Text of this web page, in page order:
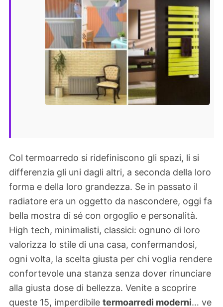
Col termoarredo si ridefiniscono gli spazi, li si
differenzia gli uni dagli altri, a seconda della loro
forma e della loro grandezza. Se in passato il
radiatore era un oggetto da nascondere, oggi fa
bella mostra di sé con orgoglio e personalità.
High tech, minimalisti, classici: ognuno di loro
valorizza lo stile di una casa, confermandosi,
ogni volta, la scelta giusta per chi voglia rendere
confortevole una stanza senza dover rinunciare
alla giusta dose di bellezza. Venite a scoprire
queste 15, imperdibile termoarredi moderni… ve